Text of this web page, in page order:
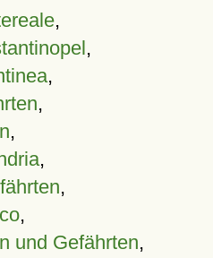
,
,
,
,
,
,
,
,
und Gefährten,